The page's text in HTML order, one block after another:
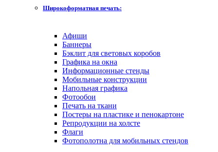
Широкоформатная печать:
Афиши
Баннеры
Бэклит для световых коробов
Графика на окна
Информационные стенды
Мобильные конструкции
Напольная графика
Фотообои
Печать на ткани
Постеры на пластике и пенокартоне
Репродукции на холсте
Флаги
Фотополотна для мобильных стендов